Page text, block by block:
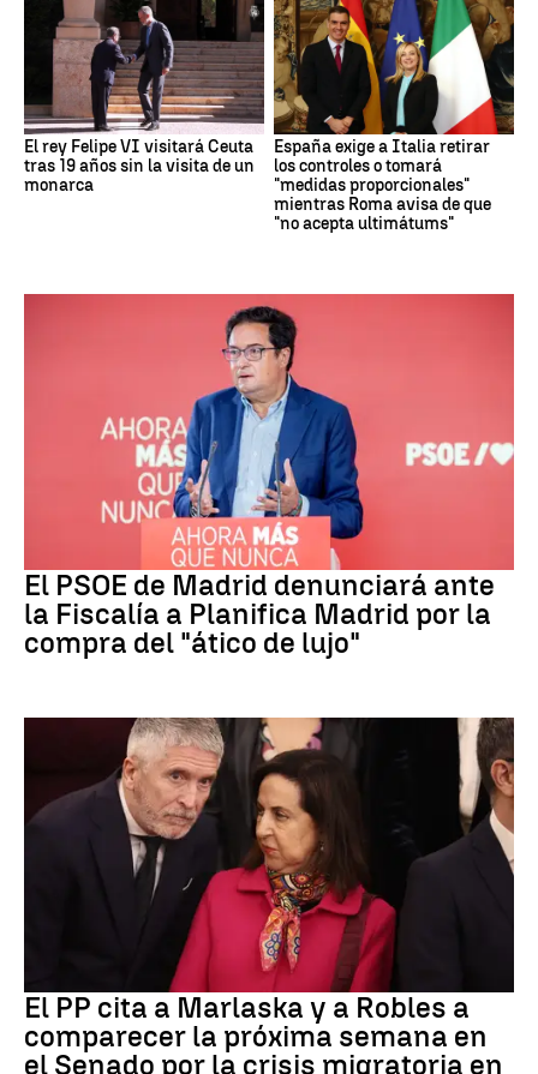
El rey Felipe VI visitará Ceuta
tras 19 años sin la visita de un
monarca
España exige a Italia retirar
los controles o tomará
"medidas proporcionales"
mientras Roma avisa de que
"no acepta ultimátums"
El PSOE de Madrid denunciará ante
la Fiscalía a Planifica Madrid por la
compra del "ático de lujo"
El PP cita a Marlaska y a Robles a
comparecer la próxima semana en
el Senado por la crisis migratoria en